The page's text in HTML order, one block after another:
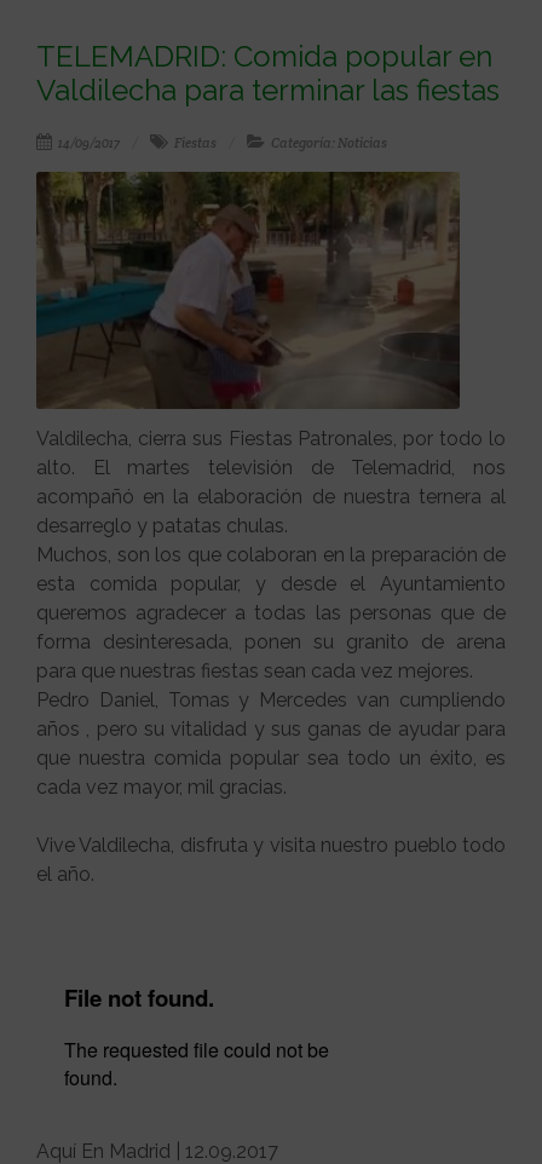
TELEMADRID: Comida popular en
Valdilecha para terminar las fiestas
14/09/2017 Fiestas Categoría: Noticias
Valdilecha, cierra sus Fiestas Patronales, por todo lo
alto. El martes televisión de Telemadrid, nos
acompañó en la elaboración de nuestra ternera al
desarreglo y patatas chulas.
Muchos, son los que colaboran en la preparación de
esta comida popular, y desde el Ayuntamiento
queremos agradecer a todas las personas que de
forma desinteresada, ponen su granito de arena
para que nuestras fiestas sean cada vez mejores.
Pedro Daniel, Tomas y Mercedes van cumpliendo
años , pero su vitalidad y sus ganas de ayudar para
que nuestra comida popular sea todo un éxito, es
cada vez mayor, mil gracias.
Vive Valdilecha, disfruta y visita nuestro pueblo todo
el año.
Aquí En Madrid | 12.09.2017